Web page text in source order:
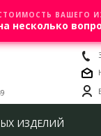
ИЗДЕЛИЙ
ВАШЕГО
несколько